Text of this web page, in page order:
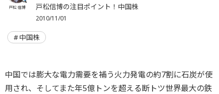
戸松 信博 戸松信博の注目ポイント！中国株
2010/11/01
中国株
中国では膨大な電力需要を補う火力発電の約7割に石炭が使
用され、そしてまた年5億トンを超える断トツ世界最大の鉄